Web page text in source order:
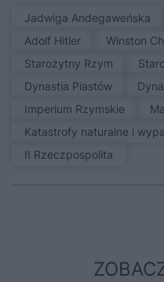
Jadwiga Andegaweńska
Adolf Hitler
Winston
Starożytny Rzym
Dynastia Piastów
Imperium Rzymskie
Katastrofy naturalne i
II Rzeczpospolita